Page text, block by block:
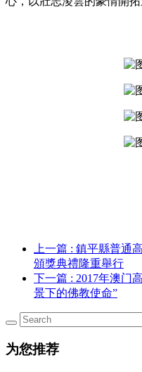
上一篇 : 鎮平縣普通
頒獎典禮隆重舉行
下一篇 : 2017年澳门
景下的佛教使命”
为您推荐